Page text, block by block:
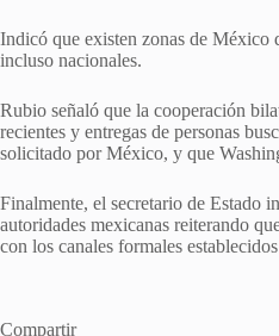
Indicó que existen zonas de México
incluso nacionales.
Rubio señaló que la cooperación
recientes y entregas de personas
solicitado por México, y que
Finalmente, el secretario de Estado
autoridades mexicanas reiterando
con los canales formales
Compartir